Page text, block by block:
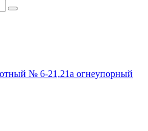
№ 6-21,21а огнеупорный